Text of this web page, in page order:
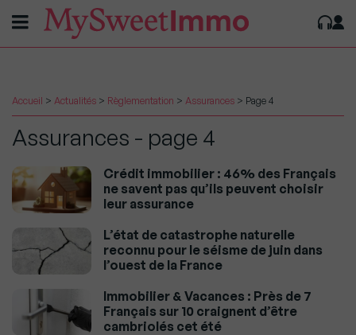
Accueil > Actualités > Règlementation > Assurances > Page 4
Assurances - page 4
Crédit immobilier : 46% des Français
ne savent pas qu’ils peuvent choisir
leur assurance
L’état de catastrophe naturelle
reconnu pour le séisme de juin dans
l’ouest de la France
Immobilier & Vacances : Près de 7
Français sur 10 craignent d’être
cambriolés cet été